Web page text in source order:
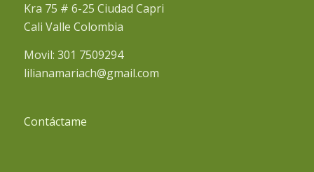
Kra 75 # 6-25 Ciudad Capri
Cali Valle Colombia
Movil: 301 7509294
lilianamariach@gmail.com
Contáctame